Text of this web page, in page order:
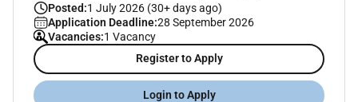
Posted:1 July 2026 (30+ days ago)
Application Deadline:28 September 2026
Vacancies:1 Vacancy
Register to Apply
Login to Apply